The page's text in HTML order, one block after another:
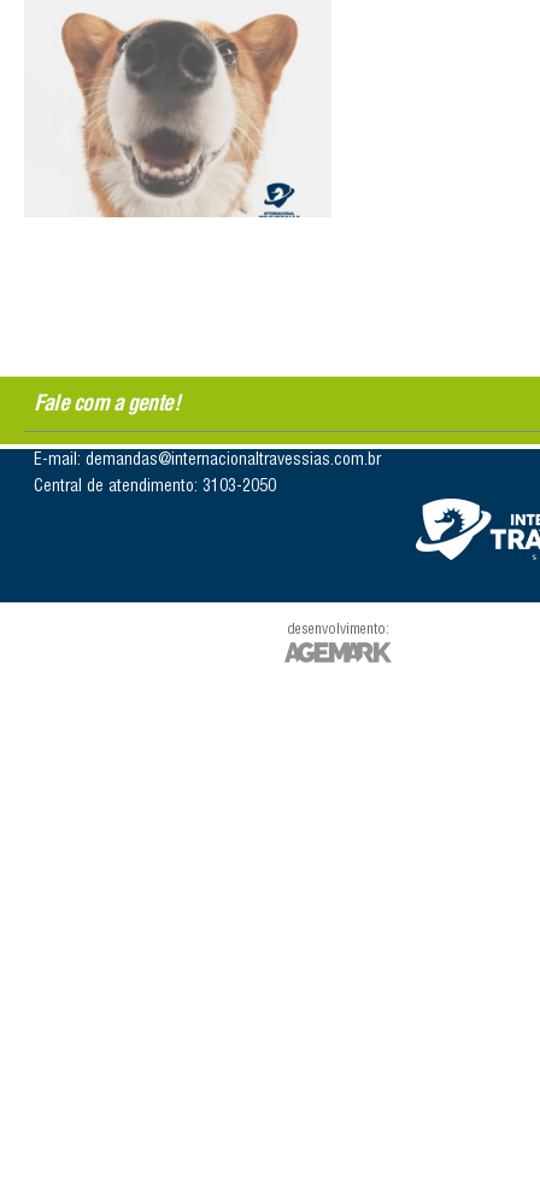
Fale com a gente!
E-mail: demandas@internacionaltravessias.com.br
Central de atendimento: 3103-2050
desenvolvimento: